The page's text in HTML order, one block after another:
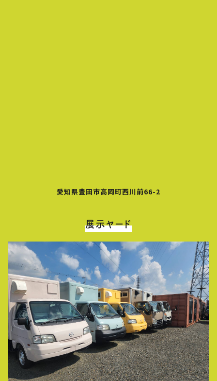
愛知県豊田市高岡町西川前66-2
展示ヤード